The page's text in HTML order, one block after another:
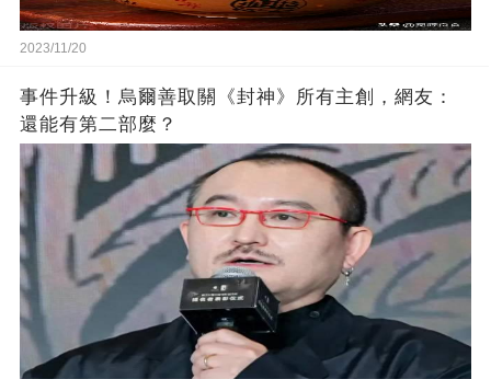
2023/11/20
事件升級！烏爾善取關《封神》所有主創，網友：
還能有第二部麼？